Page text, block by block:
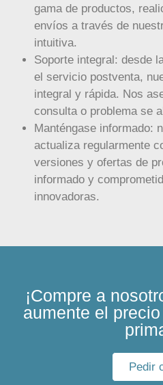
gama de productos,
envíos a través de
intuitiva.
Soporte integral: desde
el servicio postventa,
integral y rápida. Nos
consulta o problema se
Manténgase informado:
actualiza regularmente
versiones y ofertas de
informado y
innovadoras.
¡Compre a
aumente el
Pedir